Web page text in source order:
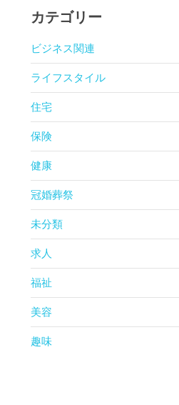
カテゴリー
ビジネス関連
ライフスタイル
住宅
保険
健康
冠婚葬祭
未分類
求人
福祉
美容
趣味